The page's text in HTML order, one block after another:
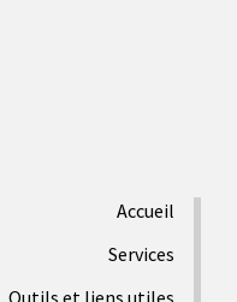
Accueil
Services
Outils et liens utiles